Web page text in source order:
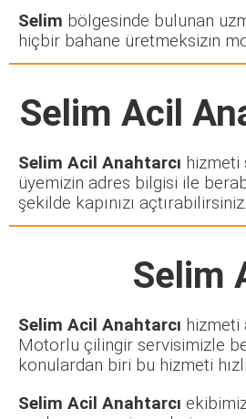
Selim bölgesinde bulunan
hiçbir bahane üretmeksizin
Selim Acil
Selim Acil Anahtarcı hizmeti
üyemizin adres bilgisi ile
şekilde kapınızı açtırabilirsiniz.
Selim
Selim Acil Anahtarcı hizmeti
Motorlu çilingir servisimizle
konulardan biri bu hizmeti
Selim Acil Anahtarcı